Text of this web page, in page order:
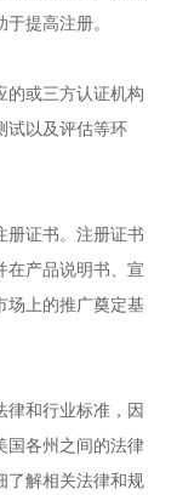
提高注册。
的或三方认证机构
试以及评估等环
册证书。注册证书
在产品说明书、宣
场上的推广奠定基
律和行业标准，因
国各州之间的法律
了解相关法律和规